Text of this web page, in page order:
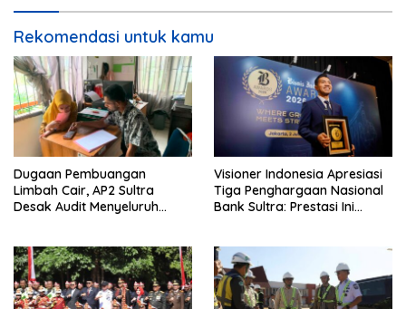
Rekomendasi untuk kamu
Dugaan Pembuangan
Limbah Cair, AP2 Sultra
Desak Audit Menyeluruh
Hukum
Visioner Indonesia Apresiasi
Tiga Penghargaan Nasional
Bank Sultra: Prestasi Ini
Andri Permana